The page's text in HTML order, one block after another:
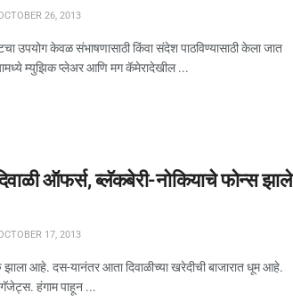
26, 2013
उपयोग केवळ संभाषणासाठी किंवा संदेश पाठविण्यासाठी केला जात
म्युझिक प्लेअर आणि मग कॅमेरादेखील ...
ऑफर्स, ब्‍लॅकबेरी-नोकियाचे फोन्‍स झाले
17, 2013
आहे. दस-यानंतर आता दिवाळीच्‍या खरेदीची बाजारात धूम आहे.
हंगाम पाहून ...